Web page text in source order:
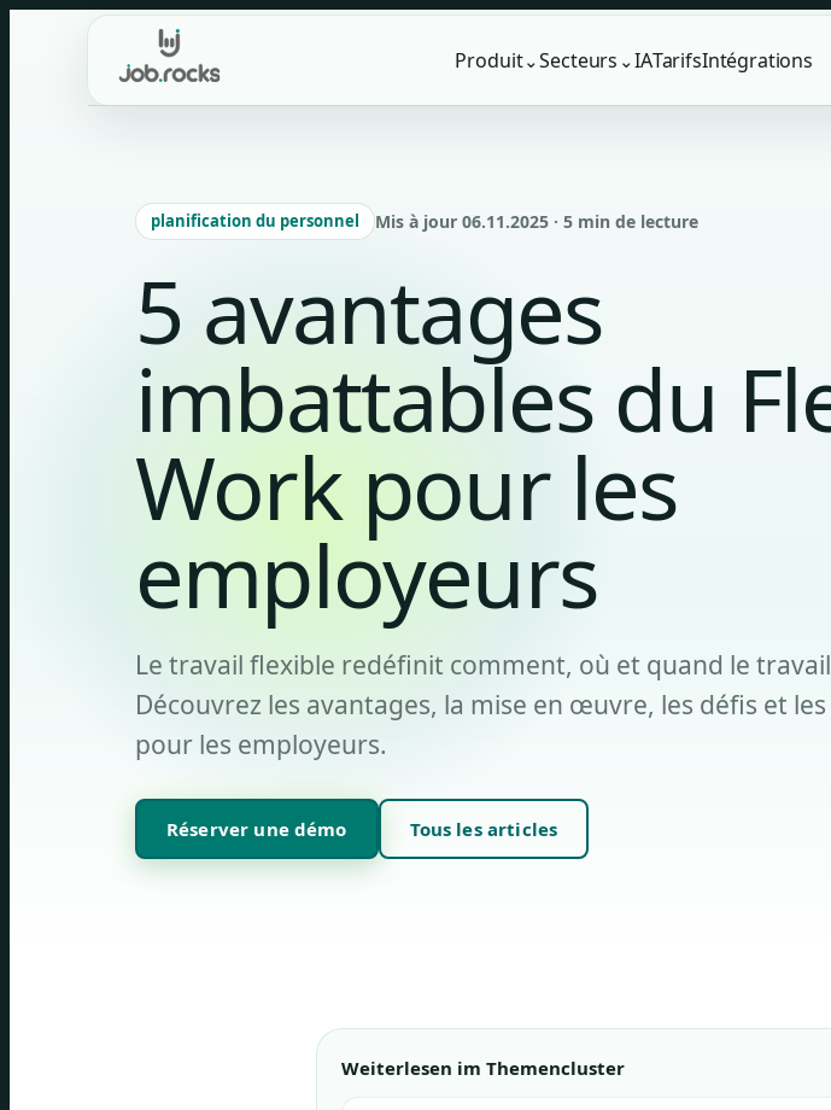
Produit⌄Secteurs ⌄IATarifsIntégrations
planification du personnel Mis à jour 06.11.2025 · 5 min de lecture
5 avantages
imbattables du
Work pour les
employeurs
Le travail flexible redéfinit comment, où et quand le
Découvrez les avantages, la mise en œuvre, les défis et
pour les employeurs.
Réserver une démo Tous les articles
Weiterlesen im Themencluster